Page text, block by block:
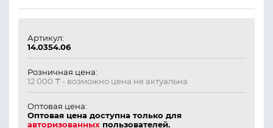
Артикул:
14.0354.06
Розничная цена:
12 000 ₸ - возможно цена не актуальна
Оптовая цена:
Оптовая цена доступна только для
авторизованных пользователей.